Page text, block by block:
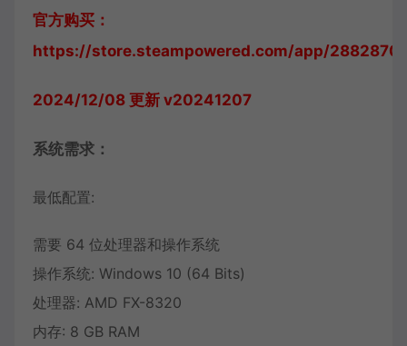
官方购买：
https://store.steampowered.com/app/
2024/12/08 更新 v20241207
系统需求：
最低配置:
需要 64 位处理器和操作系统
操作系统: Windows 10 (64 Bits)
处理器: AMD FX-8320
内存: 8 GB RAM